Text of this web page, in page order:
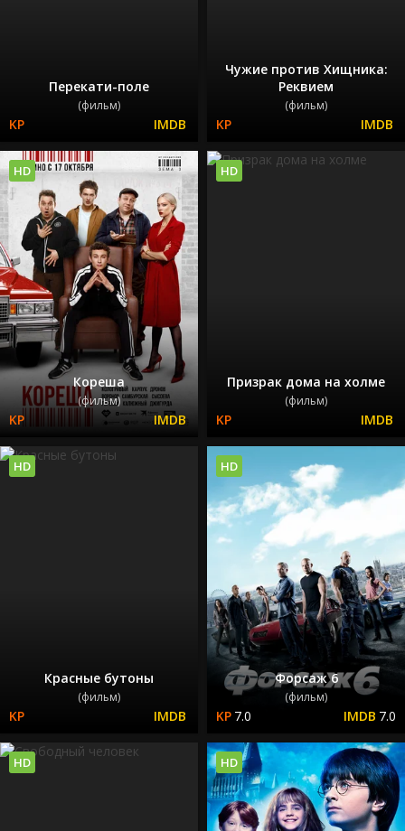
Перекати-поле
(фильм)
Чужие против Хищника:
Реквием
(фильм)
Кореша
(фильм)
HD
Призрак дома на холме
(фильм)
HD
Красные бутоны
(фильм)
HD
Форсаж 6
(фильм)
7.0 7.0
HD
HD HD